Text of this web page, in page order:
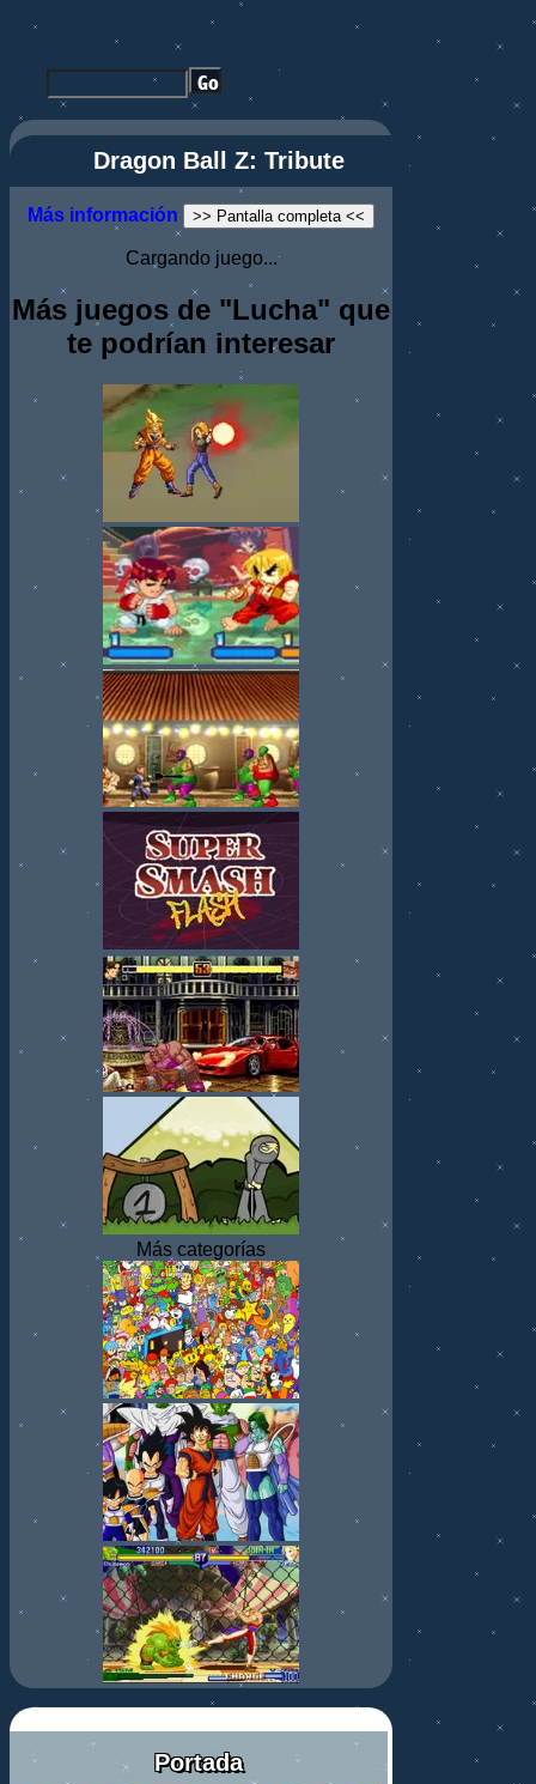
Dragon Ball Z: Tribute
Más información >> Pantalla completa <<
Cargando juego...
Más juegos de "Lucha" que
te podrían interesar
Más categorías
Portada